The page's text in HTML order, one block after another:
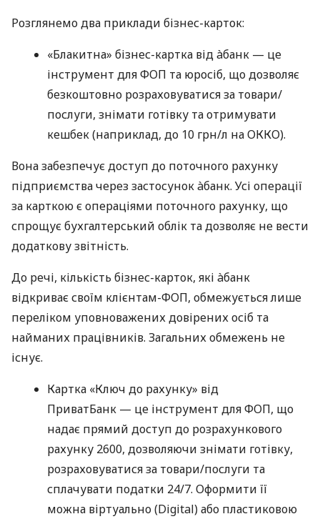
Розглянемо два приклади бізнес-карток:
«Блакитна» бізнес-картка від àбанк — це
інструмент для ФОП та юросіб, що дозволяє
безкоштовно розраховуватися за товари/
послуги, знімати готівку та отримувати
кешбек (наприклад, до 10 грн/л на ОККО).
Вона забезпечує доступ до поточного рахунку
підприємства через застосунок àбанк. Усі операції
за карткою є операціями поточного рахунку, що
спрощує бухгалтерський облік та дозволяє не вести
додаткову звітність.
До речі, кількість бізнес-карток, які àбанк
відкриває своїм клієнтам-ФОП, обмежується лише
переліком уповноважених довірених осіб та
найманих працівників. Загальних обмежень не
існує.
Картка «Ключ до рахунку» від
ПриватБанк — це інструмент для ФОП, що
надає прямий доступ до розрахункового
рахунку 2600, дозволяючи знімати готівку,
розраховуватися за товари/послуги та
сплачувати податки 24/7. Оформити її
можна віртуально (Digital) або пластиковою